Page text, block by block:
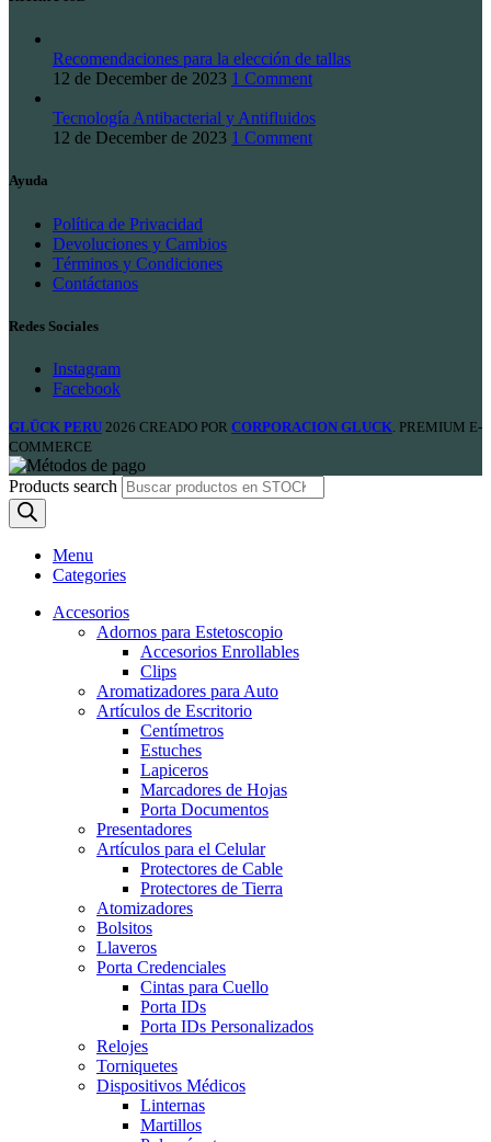
Recomendaciones para la elección de tallas
12 de December de 2023 1 Comment
Tecnología Antibacterial y Antifluidos
12 de December de 2023 1 Comment
Ayuda
Política de Privacidad
Devoluciones y Cambios
Términos y Condiciones
Contáctanos
Redes Sociales
Instagram
Facebook
GLÜCK PERU 2026 CREADO POR CORPORACION GLUCK . PREMIUM E-
COMMERCE
Products search
Menu
Categories
Accesorios
Adornos para Estetoscopio
Accesorios Enrollables
Clips
Aromatizadores para Auto
Artículos de Escritorio
Centímetros
Estuches
Lapiceros
Marcadores de Hojas
Porta Documentos
Presentadores
Artículos para el Celular
Protectores de Cable
Protectores de Tierra
Atomizadores
Bolsitos
Llaveros
Porta Credenciales
Cintas para Cuello
Porta IDs
Porta IDs Personalizados
Relojes
Torniquetes
Dispositivos Médicos
Linternas
Martillos